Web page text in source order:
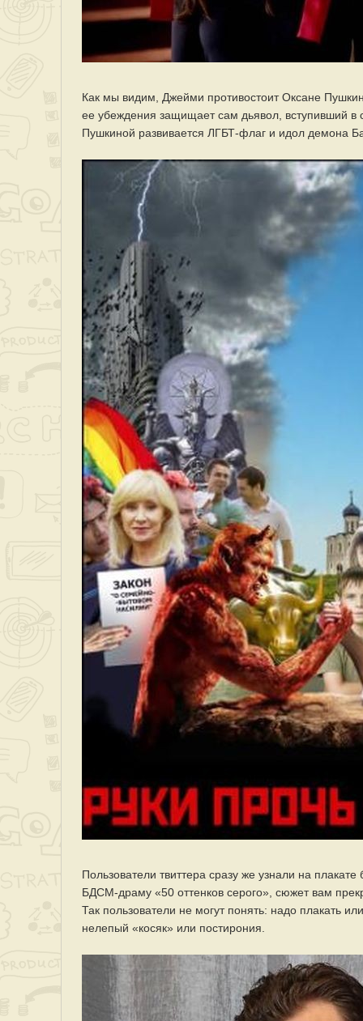
Как мы видим, Джейми противостоит Оксане
ее убеждения защищает сам дьявол, вступивший в
Пушкиной развивается ЛГБТ-флаг и идол демона
Пользователи твиттера сразу же узнали на
БДСМ-драму «50 оттенков серого», сюжет вам
Так пользователи не могут понять: надо плакать
нелепый «косяк» или постирония.